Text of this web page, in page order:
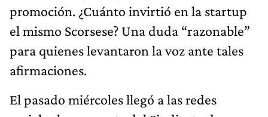
promoción. ¿Cuánto invirtió en la startup
el mismo Scorsese? Una duda “razonable”
para quienes levantaron la voz ante tales
afirmaciones.
El pasado miércoles llegó a las redes